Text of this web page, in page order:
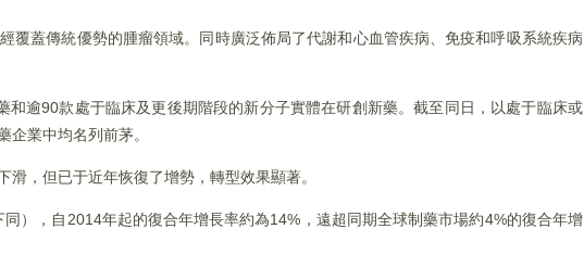
覆蓋傳統優勢的腫瘤領域。同時廣泛佈局了代謝和心血管疾病、免疫和呼吸系統疾病
逾90款處于臨床及更後期階段的新分子實體在研創新藥。截至同日，以處于臨床或
業中均名列前茅。
，但已于近年恢復了增勢，轉型效果顯著。
），自2014年起的復合年增長率約為14%，遠超同期全球制藥市場約4%的復合年增